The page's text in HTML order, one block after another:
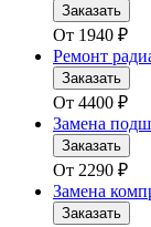
Заказать
От 1940 ₽
Ремонт
Заказать
От 4400 ₽
Замена
Заказать
От 2290 ₽
Замена
Заказать